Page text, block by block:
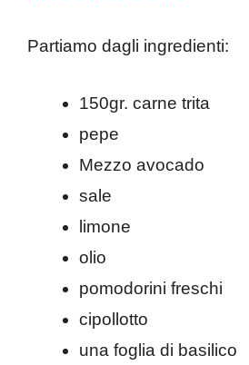
Partiamo dagli ingredienti:
150gr. carne trita
pepe
Mezzo avocado
sale
limone
olio
pomodorini freschi
cipollotto
una foglia di basilico